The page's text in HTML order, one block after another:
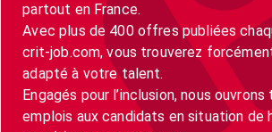
partout en France.
Avec plus de 400 offres publiées
crit-job.com, vous trouverez
adapté à votre talent.
Engagés pour l’inclusion, nous
emplois aux candidats en situation de